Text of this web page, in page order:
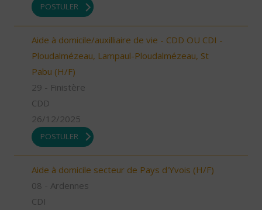
POSTULER
Aide à domicile/auxilliaire de vie - CDD OU CDI -
Ploudalmézeau, Lampaul-Ploudalmézeau, St
Pabu (H/F)
29 - Finistère
CDD
26/12/2025
POSTULER
Aide à domicile secteur de Pays d'Yvois (H/F)
08 - Ardennes
CDI